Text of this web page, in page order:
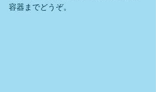
容器までどうぞ。